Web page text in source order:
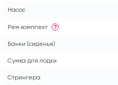
Насос
Рем.комплект ?
Банки (сиденья)
Сумка для лодки
Стрингера